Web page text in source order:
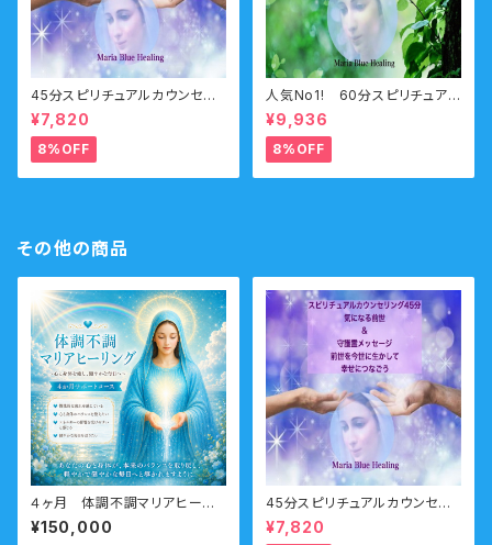
45分スピリチュアルカウンセリ
ング 前世・オーラ・ガイドメ
ッセージ
¥7,820
8%OFF
人気No1! 60分スピリチュアル
カウンセリング 前世・未来透
視・オーラ・守護霊
¥9,936
8%OFF
その他の商品
４ヶ月 体調不調マリアヒーリ
ングコース （慢性的な症状・体
調不調に陥りやすい・エネルギ
¥150,000
45分スピリチュアルカウンセリ
ング 前世・オーラ・ガイドメ
ッセージ
¥7,820